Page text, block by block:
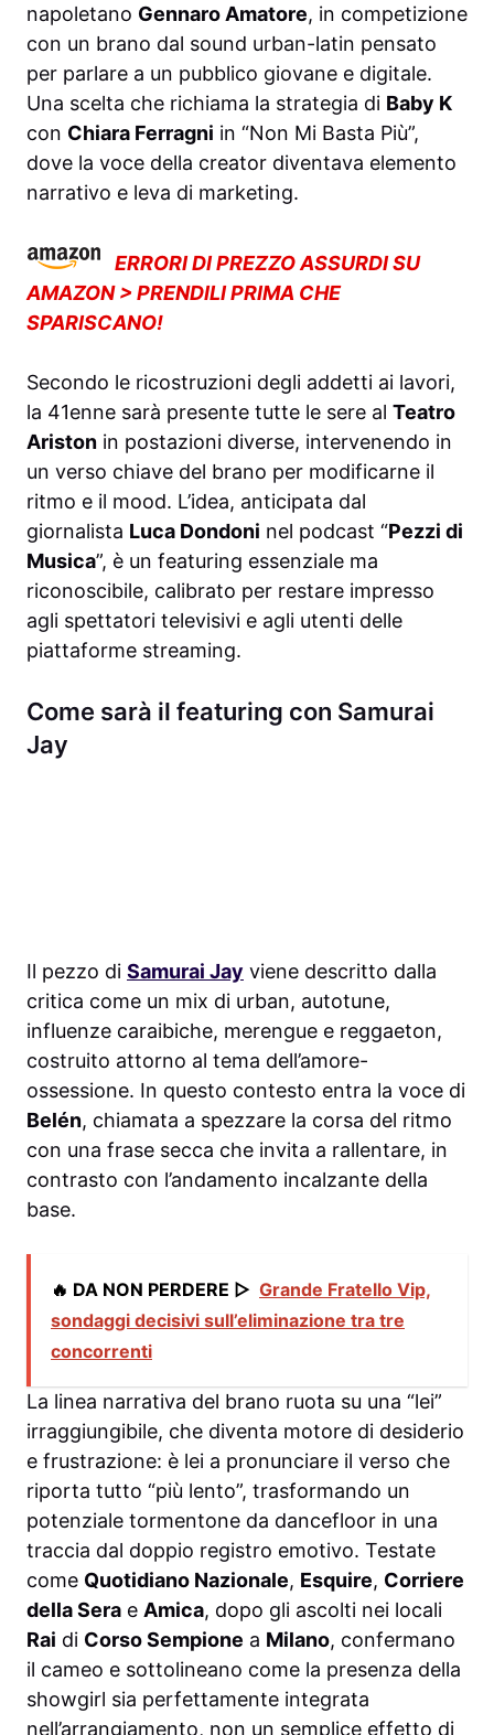
napoletano Gennaro Amatore, in competizione
con un brano dal sound urban-latin pensato
per parlare a un pubblico giovane e digitale.
Una scelta che richiama la strategia di Baby K
con Chiara Ferragni in “Non Mi Basta Più”,
dove la voce della creator diventava elemento
narrativo e leva di marketing.
ERRORI DI PREZZO ASSURDI SU
AMAZON > PRENDILI PRIMA CHE
SPARISCANO!
Secondo le ricostruzioni degli addetti ai lavori,
la 41enne sarà presente tutte le sere al Teatro
Ariston in postazioni diverse, intervenendo in
un verso chiave del brano per modificarne il
ritmo e il mood. L’idea, anticipata dal
giornalista Luca Dondoni nel podcast “Pezzi di
Musica”, è un featuring essenziale ma
riconoscibile, calibrato per restare impresso
agli spettatori televisivi e agli utenti delle
piattaforme streaming.
Come sarà il featuring con Samurai
Jay
Il pezzo di Samurai Jay viene descritto dalla
critica come un mix di urban, autotune,
influenze caraibiche, merengue e reggaeton,
costruito attorno al tema dell’amore-
ossessione. In questo contesto entra la voce di
Belén, chiamata a spezzare la corsa del ritmo
con una frase secca che invita a rallentare, in
contrasto con l’andamento incalzante della
base.
🔥 DA NON PERDERE ▷ Grande Fratello Vip,
sondaggi decisivi sull’eliminazione tra tre
concorrenti
La linea narrativa del brano ruota su una “lei”
irraggiungibile, che diventa motore di desiderio
e frustrazione: è lei a pronunciare il verso che
riporta tutto “più lento”, trasformando un
potenziale tormentone da dancefloor in una
traccia dal doppio registro emotivo. Testate
come Quotidiano Nazionale, Esquire, Corriere
della Sera e Amica, dopo gli ascolti nei locali
Rai di Corso Sempione a Milano, confermano
il cameo e sottolineano come la presenza della
showgirl sia perfettamente integrata
nell’arrangiamento, non un semplice effetto di